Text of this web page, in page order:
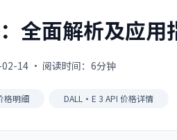
全面解析及应用
14 · 阅读时间：6分钟
格明细 DALL·E 3 API 价格详情